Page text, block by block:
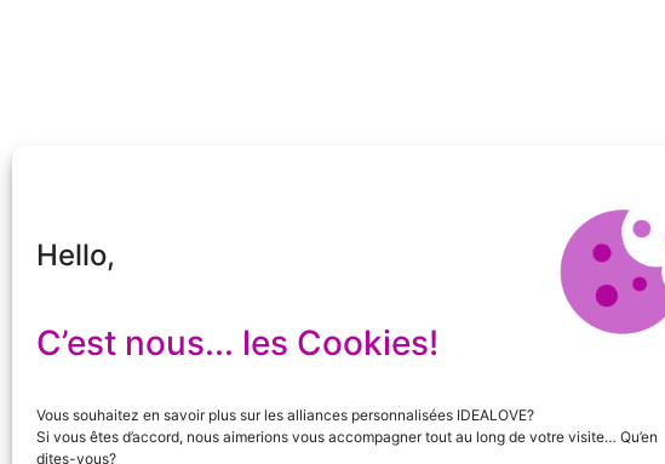
Hello,
C’est nous... les Cookies!
Vous souhaitez en savoir plus sur les alliances personnalisées IDEALOVE?
Si vous êtes d’accord, nous aimerions vous accompagner tout au long de votre visite… Qu’en
dites-vous?